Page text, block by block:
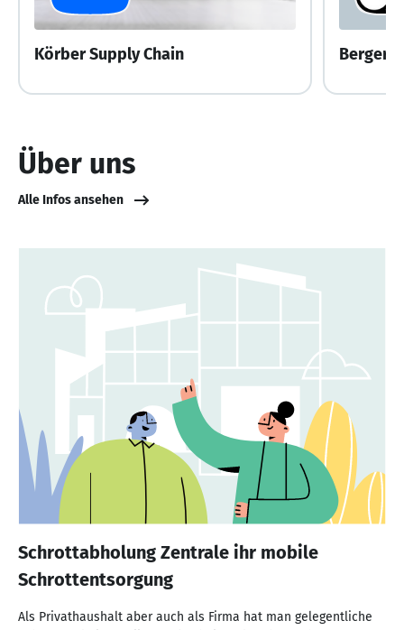
Körber Supply Chain Berger
Über uns
Alle Infos ansehen
Schrottabholung Zentrale ihr mobile
Schrottentsorgung
Als Privathaushalt aber auch als Firma hat man gelegentliche